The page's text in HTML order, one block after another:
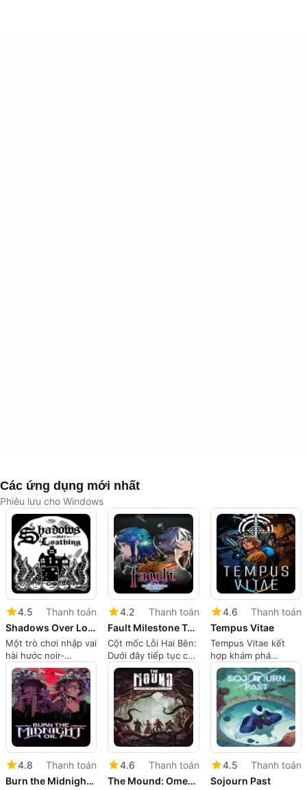
Các ứng dụng mới nhất
Phiêu lưu cho Windows
4.5
Thanh toán
Shadows Over Loathing
Một trò chơi nhập vai
hài hước noir-
Lovecraft được xây
dựng xung quanh
việc điều tra và các
chiến thuật phi lý
4.2
Thanh toán
Fault Milestone Two Side: Below
Cột mốc Lỗi Hai Bên:
Dưới đây tiếp tục câu
chuyện dưới nước
của Ritona
4.6
Thanh toán
Tempus Vitae
Tempus Vitae kết
hợp khám phá
Metroidvania với
chiến đấu FPS uốn
cong thời gian
4.8
Thanh toán
Burn the Midnight Oil
4.6
Thanh toán
The Mound: Omen of Cthulhu
4.5
Thanh toán
Sojourn Past